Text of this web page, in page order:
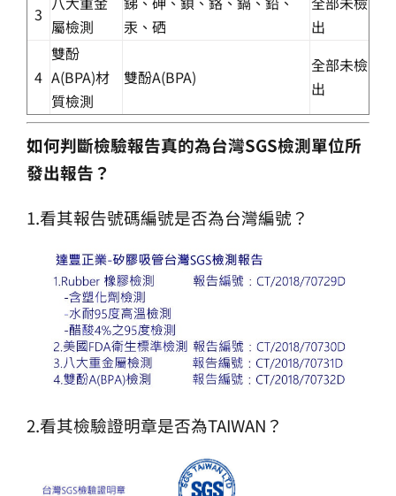
3
屬檢測
汞、硒
出
4
雙酚
A(BPA)材
質檢測
雙酚A(BPA)
全部未檢
出
如何判斷檢驗報告真的為台灣SGS檢測單位所
發出報告？
1.看其報告號碼編號是否為台灣編號？
2.看其檢驗證明章是否為TAIWAN？